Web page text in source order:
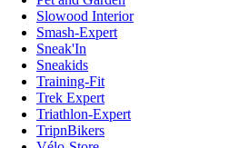
Slowood Interior
Smash-Expert
Sneak'In
Sneakids
Training-Fit
Trek Expert
Triathlon-Expert
TripnBikers